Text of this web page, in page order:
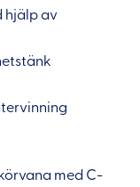
hjälp av
med C-